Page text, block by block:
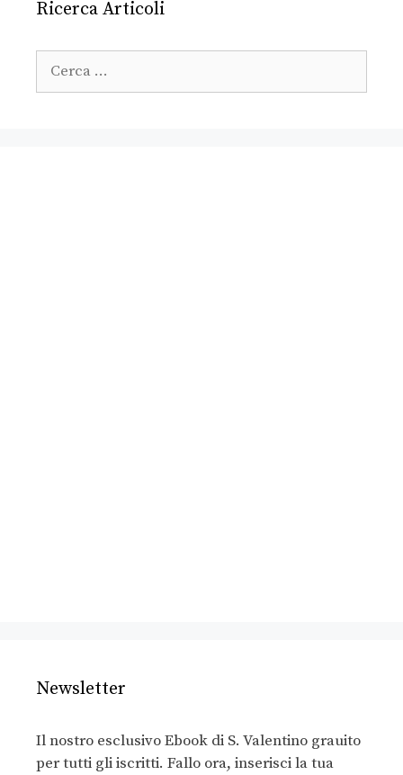
Ricerca Articoli
Newsletter
Il nostro esclusivo Ebook di S. Valentino grauito
per tutti gli iscritti. Fallo ora, inserisci la tua